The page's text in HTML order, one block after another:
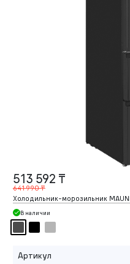
513 592 ₸
641 990 ₸
Холодильник-морозильник
В наличии
Артикул